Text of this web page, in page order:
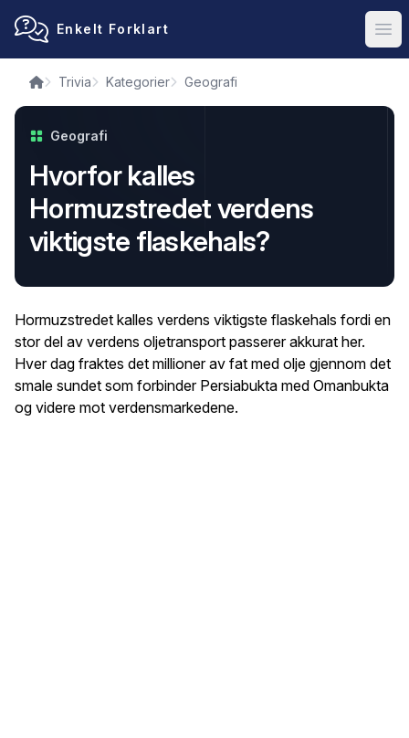
Enkelt Forklart
Trivia Kategorier Geografi
Geografi
Hvorfor kalles
Hormuzstredet verdens
viktigste flaskehals?
Hormuzstredet kalles verdens viktigste flaskehals fordi en
stor del av verdens oljetransport passerer akkurat her.
Hver dag fraktes det millioner av fat med olje gjennom det
smale sundet som forbinder Persiabukta med Omanbukta
og videre mot verdensmarkedene.